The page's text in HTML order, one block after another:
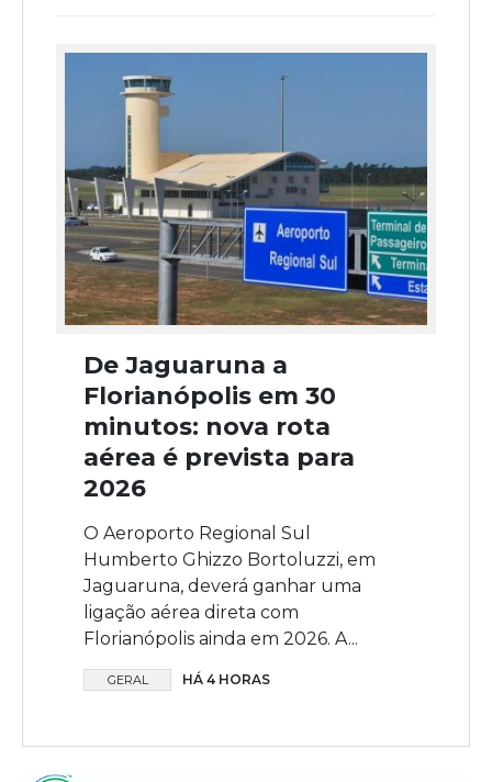
De Jaguaruna a
Florianópolis em 30
minutos: nova rota
aérea é prevista para
2026
O Aeroporto Regional Sul
Humberto Ghizzo Bortoluzzi, em
Jaguaruna, deverá ganhar uma
ligação aérea direta com
Florianópolis ainda em 2026. A...
GERAL HÁ 4 HORAS